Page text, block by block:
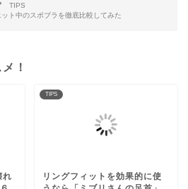
TIPS
ット中のスポブラを徹底比較してみた
！
れ
TIPS
リングフィットを効果的に使